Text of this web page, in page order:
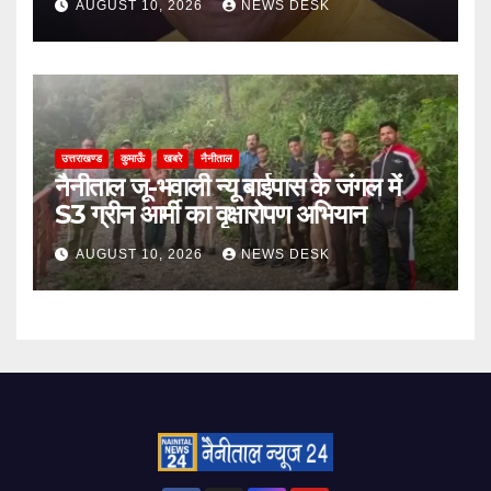
AUGUST 10, 2026 NEWS DESK
उत्तराखण्ड कुमाऊँ खबरे नैनीताल
नैनीताल जू-भवाली न्यू बाईपास के जंगल में
S3 ग्रीन आर्मी का वृक्षारोपण अभियान
AUGUST 10, 2026 NEWS DESK